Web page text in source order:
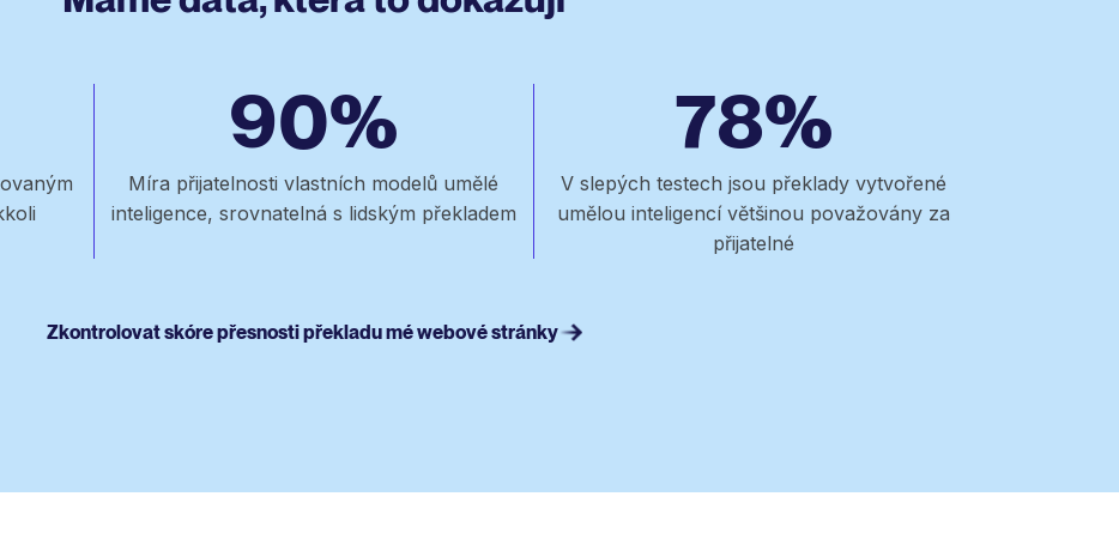
90%
Míra přijatelnosti vlastních modelů umělé
inteligence, srovnatelná s lidským překladem
78%
V slepých testech jsou překlady vytvořené
umělou inteligencí většinou považovány za
přijatelné
Zkontrolovat skóre přesnosti překladu mé webové stránky